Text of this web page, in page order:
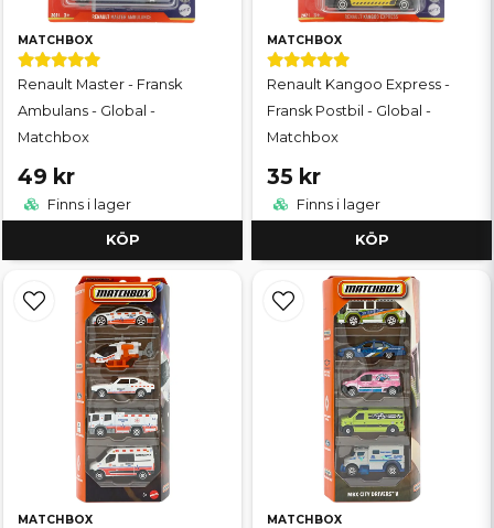
MATCHBOX
Renault Master - Fransk
Ambulans - Global -
Matchbox
49 kr
Finns i lager
KÖP
MATCHBOX
Renault Kangoo Express -
Fransk Postbil - Global -
Matchbox
35 kr
Finns i lager
KÖP
MATCHBOX MATCHBOX